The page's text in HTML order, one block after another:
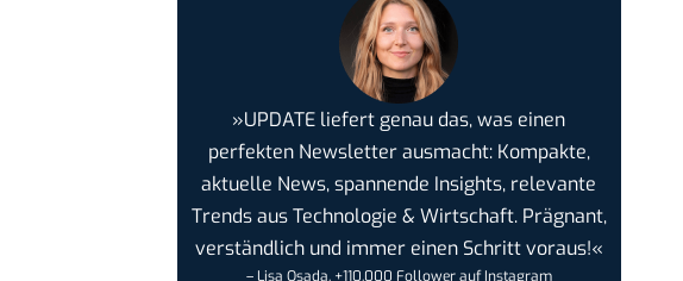
»UPDATE liefert genau das, was einen
perfekten Newsletter ausmacht: Kompakte,
aktuelle News, spannende Insights, relevante
Trends aus Technologie & Wirtschaft. Prägnant,
verständlich und immer einen Schritt voraus!«
– Lisa Osada, +110.000 Follower auf Instagram